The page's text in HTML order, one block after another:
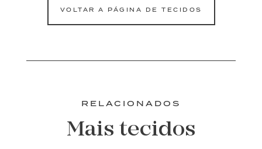
VOLTAR A PÁGINA DE TECIDOS
RELACIONADOS
Mais tecidos